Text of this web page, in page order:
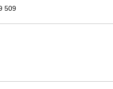
509